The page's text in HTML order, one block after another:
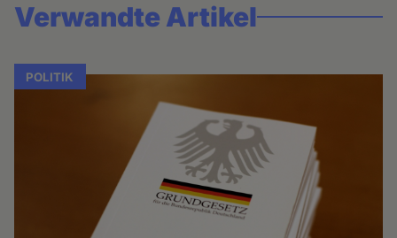
Verwandte Artikel
POLITIK